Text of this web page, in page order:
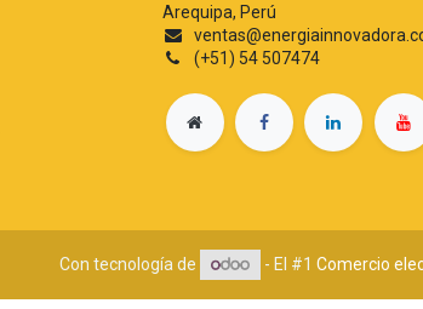
Arequipa, Perú
(+51) 54 507474
Con tecnología de - El #1 Comercio